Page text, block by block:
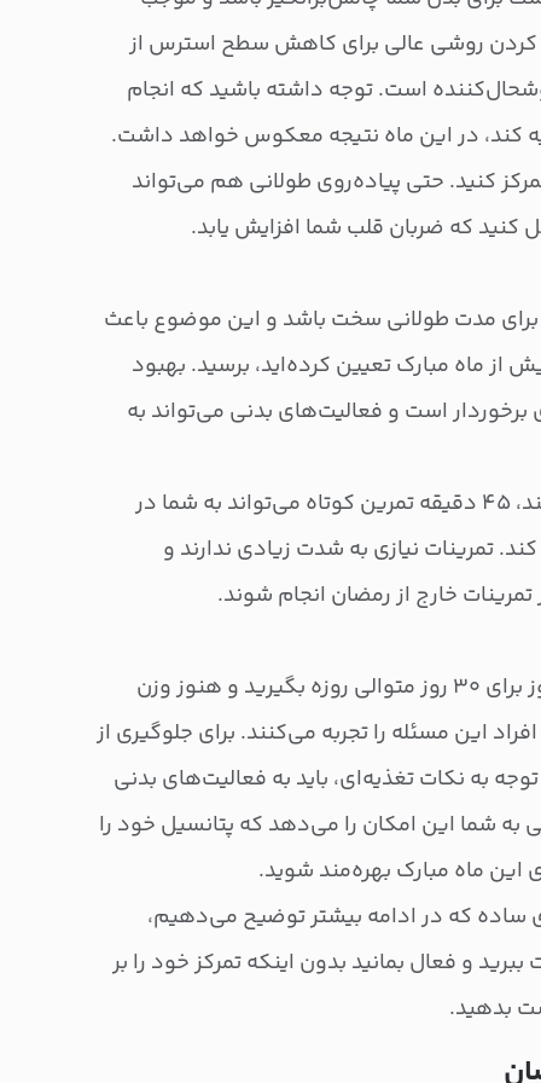
روشی عالی برای کاهش سطح استرس از
است. توجه داشته باشید که انجام
کند، در این ماه نتیجه معکوس خواهد داشت.
کنید. حتی پیاده‌روی طولانی هم می‌تواند
کنید که ضربان قلب شما افزایش یابد.
مدت طولانی سخت باشد و این موضوع باعث
از ماه مبارک تعیین کرده‌اید، برسید. بهبود
برخوردار است و فعالیت‌های بدنی می‌تواند به
نیازی نیست تمرینات طولانی باشند، ۴۵ دقیقه تمرین کوتاه می‌تواند به شما در
تمرینات نیازی به شدت زیادی ندارند و
تمرینات خارج از رمضان انجام شوند.
تصور کنید که ۱۴-۱۶ ساعت در روز برای ۳۰ روز متوالی روزه بگیرید و هنوز وزن
این مسئله را تجربه می‌کنند. برای جلوگیری از
به نکات تغذیه‌ای، باید به فعالیت‌های بدنی
به شما این امکان را می‌دهد که پتانسیل خود را
این ماه مبارک بهره‌مند شوید.
ساده که در ادامه بیشتر توضیح می‌دهیم،
و فعال بمانید بدون اینکه تمرکز خود را بر
بدهید.